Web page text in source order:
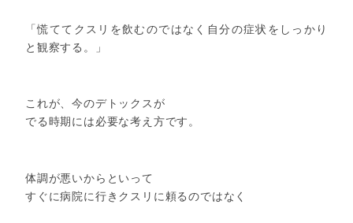
「慌ててクスリを飲むのではなく自分の症状をしっかり
と観察する。」
これが、今のデトックスが
でる時期には必要な考え方です。
体調が悪いからといって
すぐに病院に行きクスリに頼るのではなく